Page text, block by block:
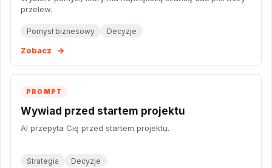
przelew.
Pomysł biznesowy Decyzje
Zobacz →
PROMPT
Wywiad przed startem projektu
AI przepyta Cię przed startem projektu.
Strategia Decyzje